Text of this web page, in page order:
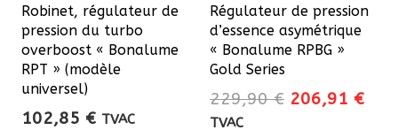
Robinet, régulateur de
pression du turbo
overboost « Bonalume
RPT » (modèle
universel)
102,85 € TVAC
Régulateur de pression
d’essence asymétrique
« Bonalume RPBG »
Gold Series
229,90€ Le
206,91 €Le
TVAC